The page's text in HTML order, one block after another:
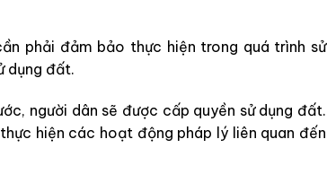
phải đảm bảo thực hiện trong quá trình sử
dụng đất.
người dân sẽ được cấp quyền sử dụng đất.
hiện các hoạt động pháp lý liên quan đến